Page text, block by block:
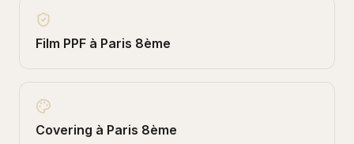
Film PPF à Paris 8ème
Covering à Paris 8ème